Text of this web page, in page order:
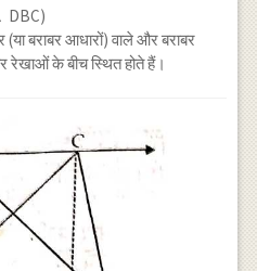
DBC)
बराबर आधारों) वाले और बराबर
रेखाओं के बीच स्थित होते हैं।